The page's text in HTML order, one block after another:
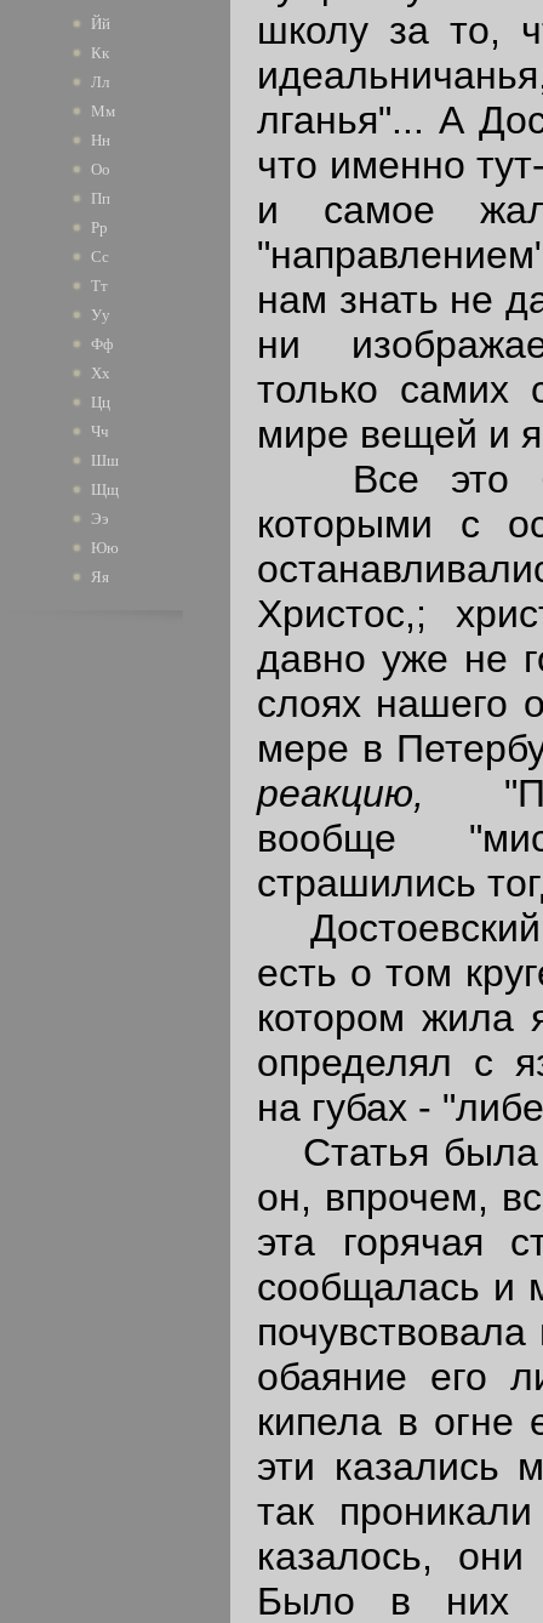
Йй
Кк
Лл
Мм
Нн
Оо
Пп
Рр
Сс
Тт
Уу
Фф
Хх
Цц
Чч
Шш
Щщ
Ээ
Юю
Яя
школу за то,
лганья"... А
что именно
и самое
нам знать не
ни
только
мире вещей и
Все это
которыми с
Христос,;
давно уже не
слоях нашего
мере в
реакцию,
вообще
страшились
есть о том
котором жила
определял с
на губах -
Статья была
он, впрочем,
эта горячая
сообщалась и
обаяние его
кипела в
эти казались
так
казалось,
Было в них